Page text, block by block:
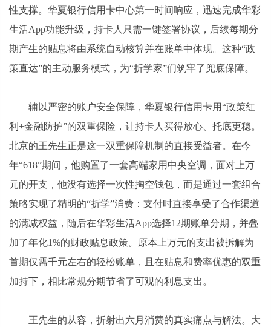
性支撑。华夏银行信用卡中心第一时间响应，迅速完成华彩
生活App功能升级，持卡人只需一键签署协议，后续每期分
期产生的贴息将由系统自动核算并在账单中体现。这种“政
策直达”的主动服务模式，为“折学家”们筑牢了兜底保障。
辅以严密的账户安全保障，华夏银行信用卡用“政策红
利+金融防护”的双重保险，让持卡人买得放心、托底更稳。
北京的王先生正是这一双重保障机制的直接受益者。在今
年“618”期间，他购置了一套高端家用 中央空调，面对上万
元的开支，他没有选择一次性掏空钱包，而是通过一套组合
策略实现了精明的“折学”消费：支付时直接享受了合作渠道
的满减权益，随后在华彩生活App选择12期账单分期，并叠
加了年化1%的财政贴息政策。原本上万元的支出被拆解为
首期仅需千元左右的轻松账单，且在贴息和费率优惠的双重
加持下，相比常规分期节省了可观的利息支出。
王先生的从容，折射出六月消费的真实痛点与解法。大